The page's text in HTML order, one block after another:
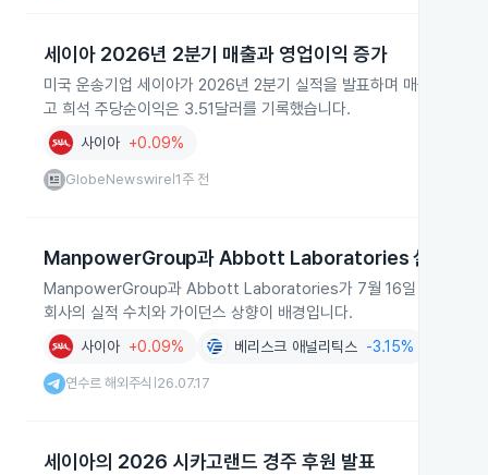
세이아 2026년 2분기 매출과 영업이익 증가
미국 운송기업 세이아가 2026년 2분기 실적을 발표하며 매출과 영
고 희석 주당순이익은 3.51달러를 기록했습니다.
사이아 +0.09%
GlobeNewswire 1주 전
ManpowerGroup과 Abbott Laboratories 실적과 주
ManpowerGroup과 Abbott Laboratories가 7월 16일 발표한 2026
회사의 실적 수치와 가이던스 상향이 배경입니다.
사이아 +0.09% 베리스크 애널리틱스 -3.15%
연수르 해외주식 26.07.17
세이아의 2026 시카고랜드 경주 후원 발표